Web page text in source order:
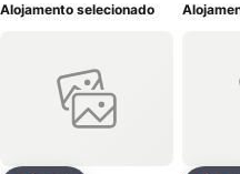
Alojamento selecionado